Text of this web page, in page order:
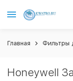
Главная Фильтры
Honeywell